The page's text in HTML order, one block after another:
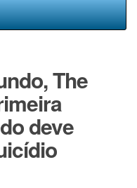
The
deve